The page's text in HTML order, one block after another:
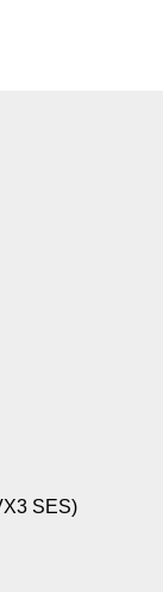
SES)